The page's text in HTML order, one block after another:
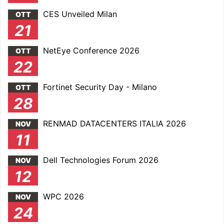
OTT
21
CES Unveiled Milan
OTT
22
NetEye Conference 2026
OTT
28
Fortinet Security Day - Milano
NOV
11
RENMAD DATACENTERS ITALIA 2026
NOV
12
Dell Technologies Forum 2026
NOV
24
WPC 2026